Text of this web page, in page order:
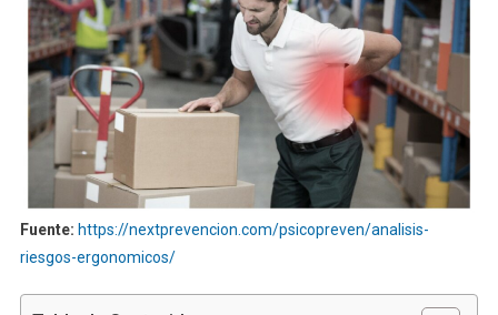
Fuente: https://nextprevencion.com/psicopreven/analisis-
riesgos-ergonomicos/